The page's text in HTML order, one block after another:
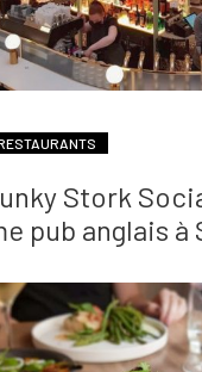
Stork
pub anglais